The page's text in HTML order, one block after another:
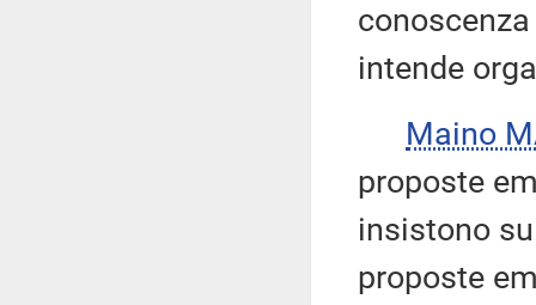
intende
Maino
proposte
insistono
proposte